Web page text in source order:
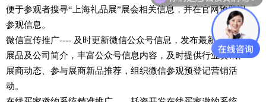
便于参观者搜寻“上海礼品展”展会相关信息，并在官网预登记
参观信息。
微信宣传推广---- 及时更新微信公众号信息，发布最新参展商
展品及公司简介，丰富公众号信息内容，及时提供行业资讯、
展商动态、参与展商新品推荐，组织微信参观预登记营销活
动。